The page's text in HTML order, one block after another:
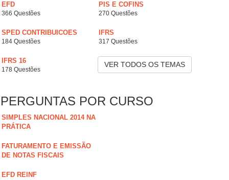
EFD
366 Questões
PIS E COFINS
270 Questões
SPED CONTRIBUICOES
184 Questões
IFRS
317 Questões
IFRS 16
178 Questões
VER TODOS OS TEMAS
PERGUNTAS POR CURSO
SIMPLES NACIONAL 2014 NA
PRÁTICA
FATURAMENTO E EMISSÃO
DE NOTAS FISCAIS
EFD REINF